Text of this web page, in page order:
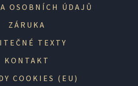
OSOBNÍCH ÚDAJŮ
ZÁRUKA
TEXTY
KONTAKT
COOKIES (EU)